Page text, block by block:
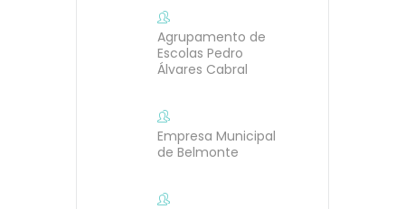
Agrupamento de
Escolas Pedro
Álvares Cabral
Empresa Municipal
de Belmonte